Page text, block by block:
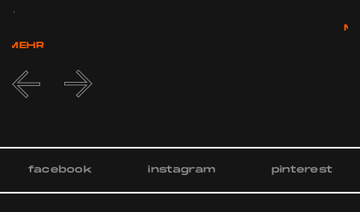
...
MEHR
facebook instagram pinterest